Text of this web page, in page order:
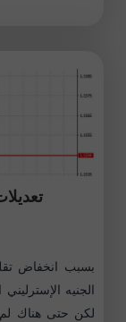
بسبب انخفاض
لكن حتى هناك